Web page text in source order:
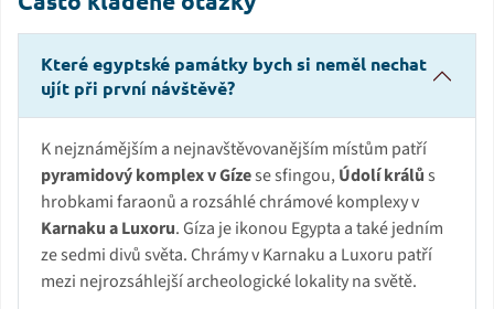
Které egyptské památky bych si neměl nechat
ujít při první návštěvě?
K nejznámějším a nejnavštěvovanějším místům patří
pyramidový komplex v Gízese sfingou, Údolí králůs
hrobkami faraonů a rozsáhlé chrámové komplexy v
Karnaku a Luxoru. Gíza je ikonou Egypta a také jedním
ze sedmi divů světa. Chrámy v Karnaku a Luxoru patří
mezi nejrozsáhlejší archeologické lokality na světě.